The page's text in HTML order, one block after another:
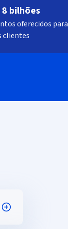
8 bilhões
oferecidos para
clientes